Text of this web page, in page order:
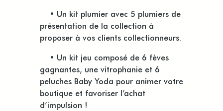
• Un kit plumier avec 5 plumiers de
présentation de la collection à
proposer à vos clients collectionneurs.
• Un kit jeu composé de 6 fèves
gagnantes, une vitrophanie et 6
peluches Baby Yoda pour animer votre
boutique et favoriser l’achat
d’impulsion !